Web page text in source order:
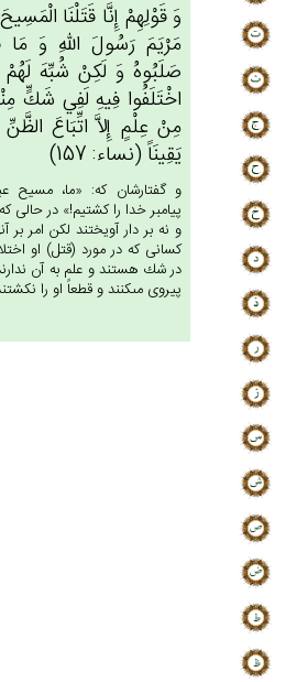
وَ قَوْلِهِم‌ْ إِنَّا قَتَلْنَا
مَرْيَم‌َ رَسُول‌َ الله‌ِ وَ مَا
صَلَبُوه‌ُ وَ لَكِنْ‌ شُبِّه‌َ لَهُم‌ْ
اخْتَلَفُوا فِيه‌ِ لَفِي‌ شَك‌ٍّ
مِن‌ْ عِلْم‌ٍ إِلاَّ اتِّبَاع‌َ
يَقِينَاً (نساء: 157)
و گفتارشان كه: «ما، مسيح
پيامبر خدا را كشتيم!» در حالى
و نه بر دار آويختند لكن امر بر
كسانى كه در مورد (قتل) او
در شك هستند و علم به آن
پيروى مى‏كنند و قطعاً او را نكشتند!